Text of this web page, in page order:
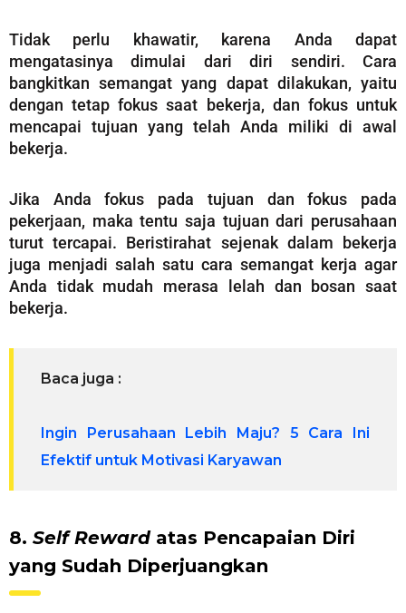
Tidak perlu khawatir, karena Anda dapat
mengatasinya dimulai dari diri sendiri. Cara
bangkitkan semangat yang dapat dilakukan, yaitu
dengan tetap fokus saat bekerja, dan fokus untuk
mencapai tujuan yang telah Anda miliki di awal
bekerja.
Jika Anda fokus pada tujuan dan fokus pada
pekerjaan, maka tentu saja tujuan dari perusahaan
turut tercapai. Beristirahat sejenak dalam bekerja
juga menjadi salah satu cara semangat kerja agar
Anda tidak mudah merasa lelah dan bosan saat
bekerja.
Baca juga :
Ingin Perusahaan Lebih Maju? 5 Cara Ini
Efektif untuk Motivasi Karyawan
8. Self Rewardatas Pencapaian Diri
yang Sudah Diperjuangkan